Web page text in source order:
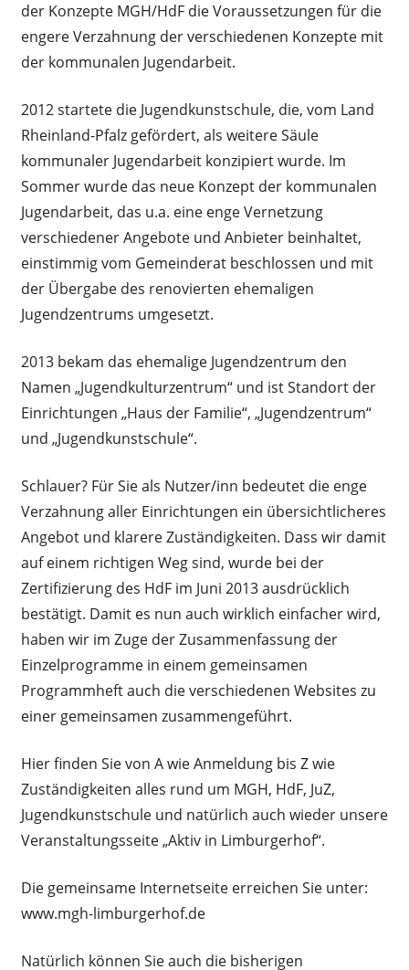
der Konzepte MGH/HdF die Voraussetzungen für die
engere Verzahnung der verschiedenen Konzepte mit
der kommunalen Jugendarbeit.
2012 startete die Jugendkunstschule, die, vom Land
Rheinland-Pfalz gefördert, als weitere Säule
kommunaler Jugendarbeit konzipiert wurde. Im
Sommer wurde das neue Konzept der kommunalen
Jugendarbeit, das u.a. eine enge Vernetzung
verschiedener Angebote und Anbieter beinhaltet,
einstimmig vom Gemeinderat beschlossen und mit
der Übergabe des renovierten ehemaligen
Jugendzentrums umgesetzt.
2013 bekam das ehemalige Jugendzentrum den
Namen „Jugendkulturzentrum“ und ist Standort der
Einrichtungen „Haus der Familie“, „Jugendzentrum“
und „Jugendkunstschule“.
Schlauer? Für Sie als Nutzer/inn bedeutet die enge
Verzahnung aller Einrichtungen ein übersichtlicheres
Angebot und klarere Zuständigkeiten. Dass wir damit
auf einem richtigen Weg sind, wurde bei der
Zertifizierung des HdF im Juni 2013 ausdrücklich
bestätigt. Damit es nun auch wirklich einfacher wird,
haben wir im Zuge der Zusammenfassung der
Einzelprogramme in einem gemeinsamen
Programmheft auch die verschiedenen Websites zu
einer gemeinsamen zusammengeführt.
Hier finden Sie von A wie Anmeldung bis Z wie
Zuständigkeiten alles rund um MGH, HdF, JuZ,
Jugendkunstschule und natürlich auch wieder unsere
Veranstaltungsseite „Aktiv in Limburgerhof“.
Die gemeinsame Internetseite erreichen Sie unter:
www.mgh-limburgerhof.de
Natürlich können Sie auch die bisherigen